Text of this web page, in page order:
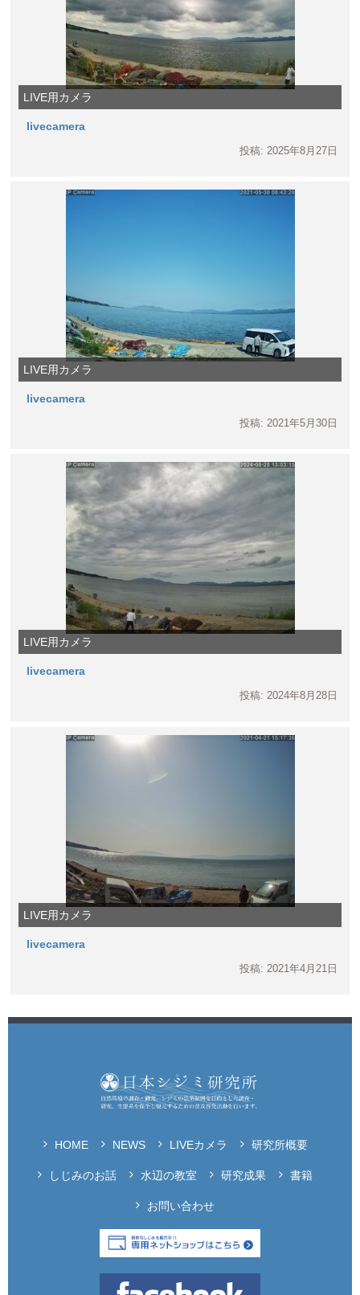
LIVE用カメラ
livecamera
投稿: 2025年8月27日
LIVE用カメラ
livecamera
投稿: 2021年5月30日
LIVE用カメラ
livecamera
投稿: 2024年8月28日
LIVE用カメラ
livecamera
投稿: 2021年4月21日
HOME NEWS LIVEカメラ 研究所概要
しじみのお話 水辺の教室 研究成果 書籍
お問い合わせ